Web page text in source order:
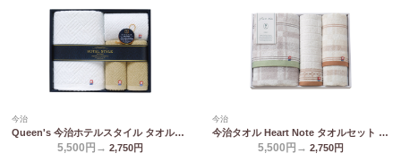
今治
Queen's 今治ホテルスタイル タオルセット TQS5007715
5,500円→ 2,750円
今治
今治タオル Heart Note タオルセット HN-0051
5,500円→ 2,750円